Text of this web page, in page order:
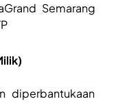
Semarang
diperbantukaan